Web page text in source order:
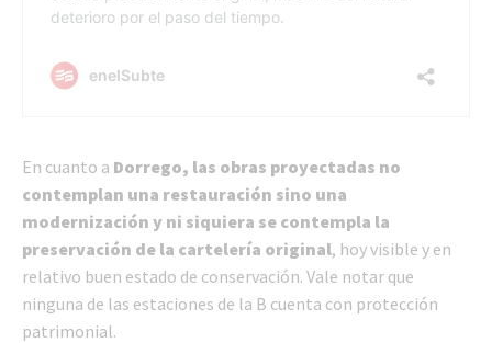
En cuanto a Dorrego, las obras proyectadas no
contemplan una restauración sino una
modernización y ni siquiera se contempla la
preservación de la cartelería original, hoy visible y en
relativo buen estado de conservación. Vale notar que
ninguna de las estaciones de la B cuenta con protección
patrimonial.